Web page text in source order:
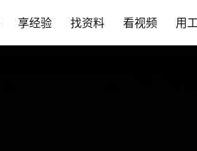
享经验 找资料 看视频 用